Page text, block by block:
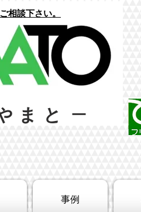
相談下さい。
まと ー
事例